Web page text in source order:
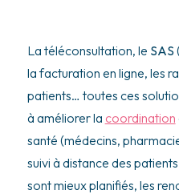
La téléconsultation, le SAS
la facturation en ligne, les
patients… toutes ces
à améliorer la coordination
santé (médecins,
suivi à distance des
sont mieux planifiés, les